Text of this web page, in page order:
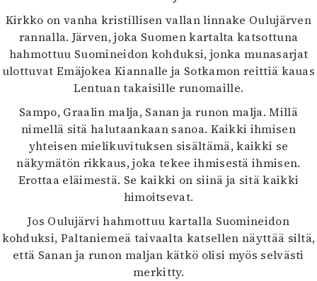
Kirkko on vanha kristillisen vallan linnake Oulujärven
rannalla. Järven, joka Suomen kartalta katsottuna
hahmottuu Suomineidon kohduksi, jonka munasarjat
ulottuvat Emäjokea Kiannalle ja Sotkamon reittiä kauas
Lentuan takaisille runomaille.
Sampo, Graalin malja, Sanan ja runon malja. Millä
nimellä sitä halutaankaan sanoa. Kaikki ihmisen
yhteisen mielikuvituksen sisältämä, kaikki se
näkymätön rikkaus, joka tekee ihmisestä ihmisen.
Erottaa eläimestä. Se kaikki on siinä ja sitä kaikki
himoitsevat.
Jos Oulujärvi hahmottuu kartalla Suomineidon
kohduksi, Paltaniemeä taivaalta katsellen näyttää siltä,
että Sanan ja runon maljan kätkö olisi myös selvästi
merkitty.